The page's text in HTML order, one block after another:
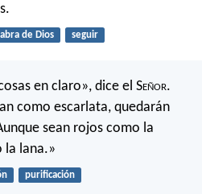
de Dios seguir
en claro», dice el Señor.
como escarlata, quedarán
sean rojos como la
la lana.»
purificación